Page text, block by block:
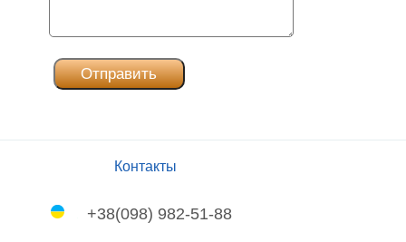
Контакты
+38(098) 982-51-88